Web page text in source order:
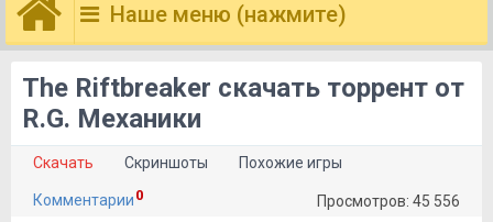
Наше меню (нажмите)
The Riftbreaker скачать торрент от
R.G. Механики
Скачать Скриншоты Похожие игры
Комментарии 0 Просмотров: 45 556